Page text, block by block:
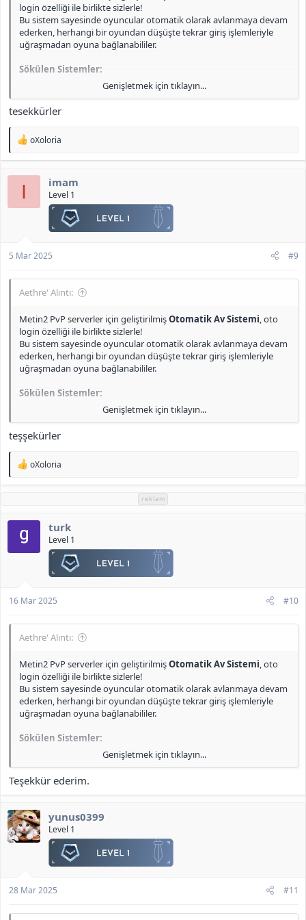
login özelliği ile birlikte sizlerle!
Bu sistem sayesinde oyuncular otomatik olarak avlanmaya devam
ederken, herhangi bir oyundan düşüşte tekrar giriş işlemleriyle
uğraşmadan oyuna bağlanabililer.
Sökülen Sistemler:
Otomatik Metin Farmı
Okçular Dibimde
Tab Next Target Sistemi
Pack tarafında gerekli tüm eklemeler (effect, icon vb.) eksiksiz
tamamlandı. Kodların oldukça düzensiz olduğu fark edildiğinden,
minimum müdahale ile işlemler gerçekleştirildi ve mevcut haliyle
stabil çalışması sağlandı.
Önemli Değişiklikler:
Diğer sökülen sistemler olduğu gibi kaldırıldı.
Tüm özellikler detaylı şekilde test edilerekoyuniçinde sorunsuz
çalıştığı doğrulandı.
Erişim Yöntemleri:
"K" tuşuna basılarak (official sürümde de bu tuşa atanmış
durumda).
Quickslotların yer aldığı expanded taskbar üzerindeki ikon
kullanılarak.
Ekli dosyayı görüntüle 456
Genişletmek için tıklayın...
tesekkürler
T
p
oXoloria
I imam
Level 1
5 Mar 2025 #9
Aethre' Alıntı:
Metin2 PvP serverler için geliştirilmişOtomatik Av Sistemi, oto
login özelliği ile birlikte sizlerle!
Bu sistem sayesinde oyuncular otomatik olarak avlanmaya devam
ederken, herhangi bir oyundan düşüşte tekrar giriş işlemleriyle
uğraşmadan oyuna bağlanabililer.
Sökülen Sistemler:
Otomatik Metin Farmı
Okçular Dibimde
Tab Next Target Sistemi
Pack tarafında gerekli tüm eklemeler (effect, icon vb.) eksiksiz
tamamlandı. Kodların oldukça düzensiz olduğu fark edildiğinden,
stabil çalışması sağlandı.
Önemli Değişiklikler:
Oto Login
sistemi (intrologin.py
Diğer sökülen sistemler olduğu gibi kaldırıldı.
Tüm özellikler detaylı şekilde test edilerek
içinde sorunsuz
Erişim Yöntemleri:
"K" tuşuna basılarak (official sürümde de bu tuşa atanmış
durumda).
Quickslotların yer aldığı expanded taskbar üzerindeki ikon
kullanılarak.
Ekli dosyayı görüntüle 456
<b>[Gizli içerik]</b>
Genişletmek için tıklayın...
teşşekürler
T
p
l
:
oXoloria
reklam
turk
Level 1
16 Mar 2025 #10
Aethre' Alıntı:
Metin2 PvP serverler için geliştirilmişOtomatik Av Sistemi, oto
login özelliği ile birlikte sizlerle!
Bu sistem sayesinde oyuncular otomatik olarak avlanmaya devam
ederken, herhangi bir oyundan düşüşte tekrar giriş işlemleriyle
uğraşmadan oyuna bağlanabililer.
Sökülen Sistemler:
Otomatik Metin Farmı
Okçular Dibimde
Süreli Cesaret Pelerini
Pack tarafında gerekli tüm eklemeler (effect, icon vb.) eksiksiz
tamamlandı. Kodların oldukça düzensiz olduğu fark edildiğinden,
minimum müdahale ile işlemler gerçekleştirildi ve mevcut haliyle
stabil çalışması sağlandı.
Önemli Değişiklikler:
Oto Loginsistemi (intrologin.py) tamamen baştan yazıldı.
Genişletmek için tıklayın...
Teşekkür ederim.
yunus0399
Level 1
28 Mar 2025 #11